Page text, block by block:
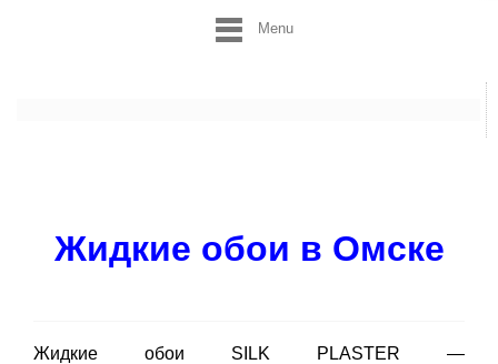
Menu
Жидкие обои в Омске
Жидкие обои SILK PLASTER —